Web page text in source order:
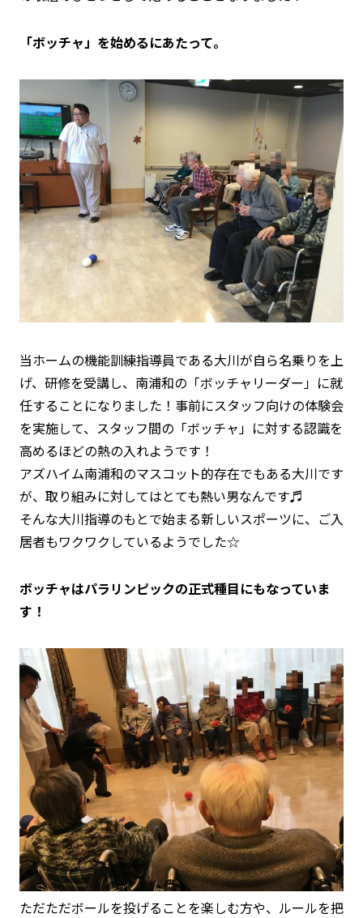
「ボッチャ」を始めるにあたって。
当ホームの機能訓練指導員である大川が自ら名乗りを上
げ、研修を受講し、南浦和の「ボッチャリーダー」に就
任することになりました！事前にスタッフ向けの体験会
を実施して、スタッフ間の「ボッチャ」に対する認識を
高めるほどの熱の入れようです！
アズハイム南浦和のマスコット的存在でもある大川です
が、取り組みに対してはとても熱い男なんです♬
そんな大川指導のもとで始まる新しいスポーツに、ご入
居者もワクワクしているようでした☆
ボッチャはパラリンピックの正式種目にもなっていま
す！
ただただボールを投げることを楽しむ方や、ルールを把